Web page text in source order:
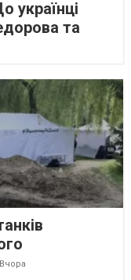
українці
та
Вчора